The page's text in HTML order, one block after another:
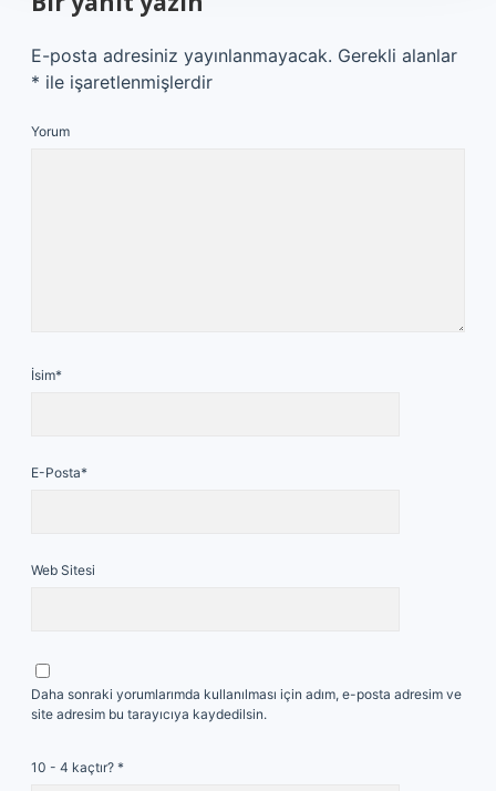
E-posta adresiniz yayınlanmayacak. Gerekli alanlar
* ile işaretlenmişlerdir
Yorum
İsim*
E-Posta*
Web Sitesi
Daha sonraki yorumlarımda kullanılması için adım, e-posta adresim ve
site adresim bu tarayıcıya kaydedilsin.
10 - 4 kaçtır? *